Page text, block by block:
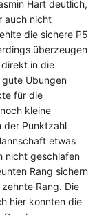
Hart deutlich,
auch nicht
die sichere P5
überzeugen
in die
Übungen
für die
kleine
der Punktzahl
etwas
nicht geschlafen
Rang sichern
Rang. Die
hier konnten die